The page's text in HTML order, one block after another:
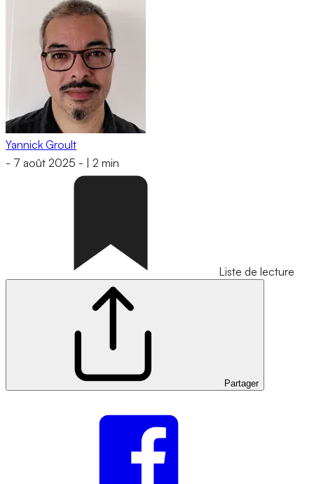
Yannick Groult
- 7 août 2025 - 2 min
Liste de lecture
Partager